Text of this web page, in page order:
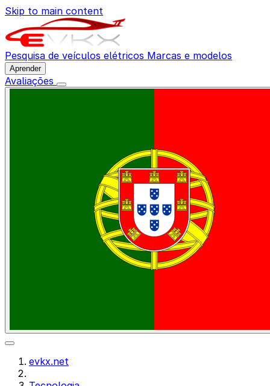
Skip to main content
Pesquisa de veículos elétricos Marcas e modelos
Aprender
Avaliações
evkx.net